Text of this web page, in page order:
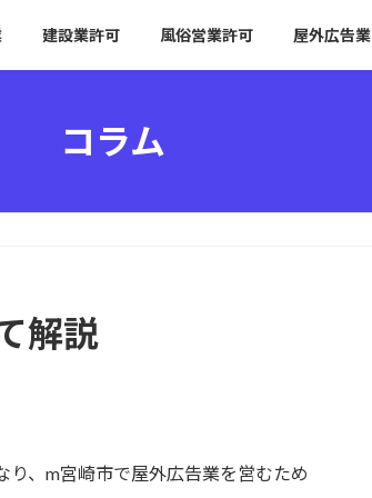
建設業許可 風俗営業許可 屋外広告業
コラム
解説
、m宮崎市で屋外広告業を営むため